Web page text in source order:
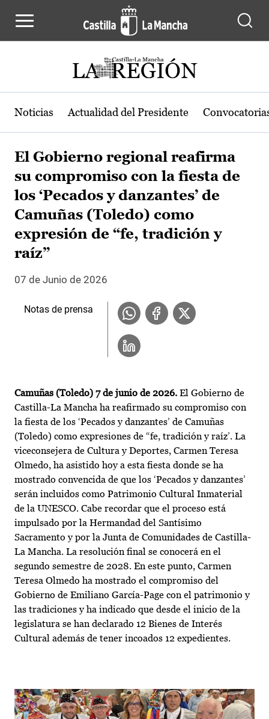
Noticias Actualidad del Presidente
El Gobierno regional reafirma
su compromiso con la fiesta de
los ‘Pecados y danzantes’ de
Camuñas (Toledo) como
expresión de “fe, tradición y
raíz”
07 de Junio de 2026
Camuñas (Toledo) 7 de junio de 2026. El Gobierno de
Castilla-La Mancha ha reafirmado su compromiso con
la fiesta de los ‘Pecados y danzantes’ de Camuñas
(Toledo) como expresiones de “fe, tradición y raíz’. La
viceconsejera de Cultura y Deportes, Carmen Teresa
Olmedo, ha asistido hoy a esta fiesta donde se ha
mostrado convencida de que los ‘Pecados y danzantes’
serán incluidos como Patrimonio Cultural Inmaterial
de la UNESCO. Cabe recordar que el proceso está
impulsado por la Hermandad del Santísimo
Sacramento y por la Junta de Comunidades de Castilla-
La Mancha. La resolución final se conocerá en el
segundo semestre de 2028. En este punto, Carmen
Teresa Olmedo ha mostrado el compromiso del
Gobierno de Emiliano García-Page con el patrimonio y
las tradiciones y ha indicado que desde el inicio de la
legislatura se han declarado 12 Bienes de Interés
Cultural además de tener incoados 12 expedientes.
Notas de prensa